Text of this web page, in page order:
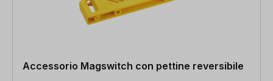
Accessorio Magswitch con pettine reversibile